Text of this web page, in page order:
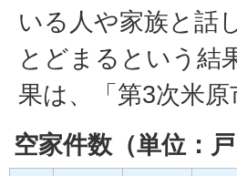
いる人や家族と話
とどまるという結
果は、「第3次米
空家件数（単位：戸